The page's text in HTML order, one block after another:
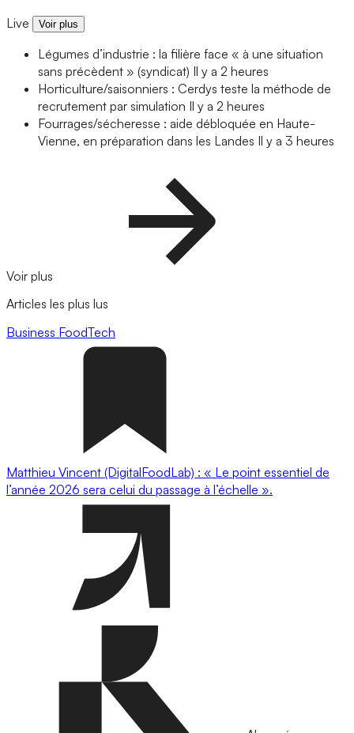
Live Voir plus
Légumes d’industrie : la filière face « à une situation
sans précèdent » (syndicat) Il y a 2 heures
Horticulture/saisonniers : Cerdys teste la méthode de
recrutement par simulation Il y a 2 heures
Fourrages/sécheresse : aide débloquée en Haute-
Vienne, en préparation dans les Landes Il y a 3 heures
Voir plus
Articles les plus lus
Business FoodTech
Matthieu Vincent (DigitalFoodLab) : « Le point essentiel de
l’année 2026 sera celui du passage à l’échelle ».